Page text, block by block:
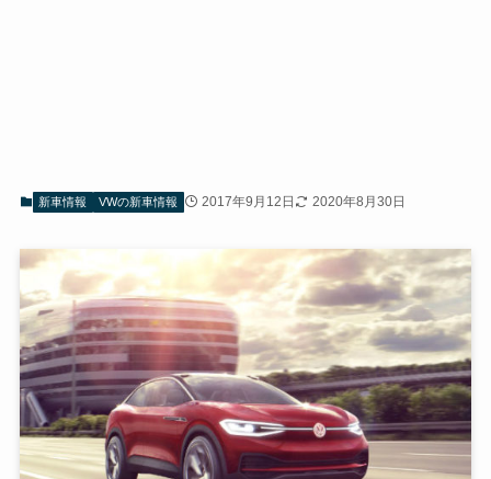
新車情報 VWの新車情報 2017年9月12日 2020年8月30日